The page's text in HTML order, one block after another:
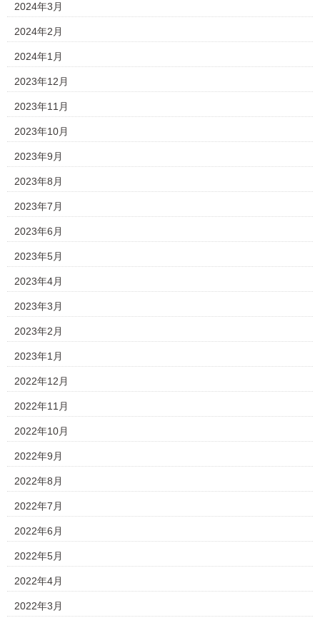
2024年3月
2024年2月
2024年1月
2023年12月
2023年11月
2023年10月
2023年9月
2023年8月
2023年7月
2023年6月
2023年5月
2023年4月
2023年3月
2023年2月
2023年1月
2022年12月
2022年11月
2022年10月
2022年9月
2022年8月
2022年7月
2022年6月
2022年5月
2022年4月
2022年3月